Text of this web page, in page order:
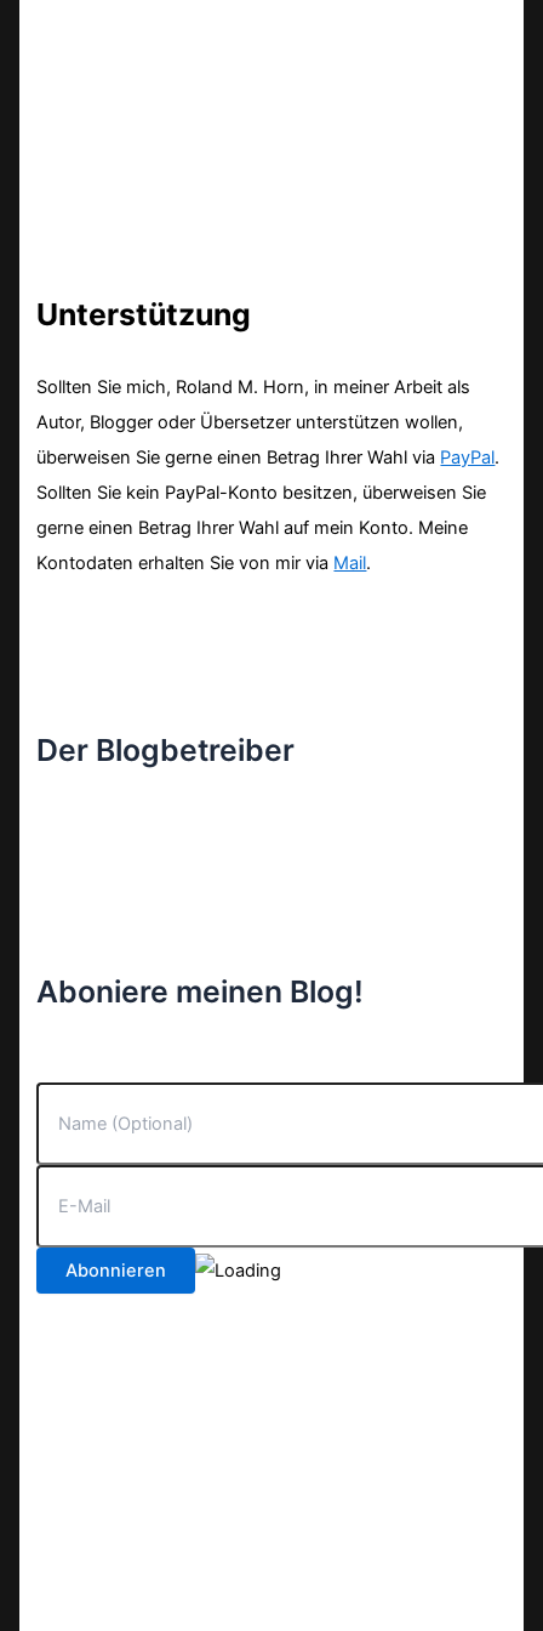
Unterstützung
Sollten Sie mich, Roland M. Horn, in meiner Arbeit als
Autor, Blogger oder Übersetzer unterstützen wollen,
überweisen Sie gerne einen Betrag Ihrer Wahl via PayPal.
Sollten Sie kein PayPal-Konto besitzen, überweisen Sie
gerne einen Betrag Ihrer Wahl auf mein Konto. Meine
Kontodaten erhalten Sie von mir via Mail.
Der Blogbetreiber
Aboniere meinen Blog!